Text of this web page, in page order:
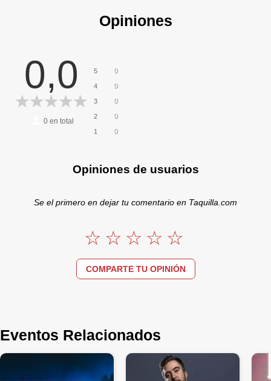
Opiniones
0,0
0en total
5 0
4 0
3 0
2 0
1 0
Opiniones de usuarios
Se el primero en dejar tu comentario en Taquilla.com
COMPARTE TU OPINIÓN
Eventos Relacionados